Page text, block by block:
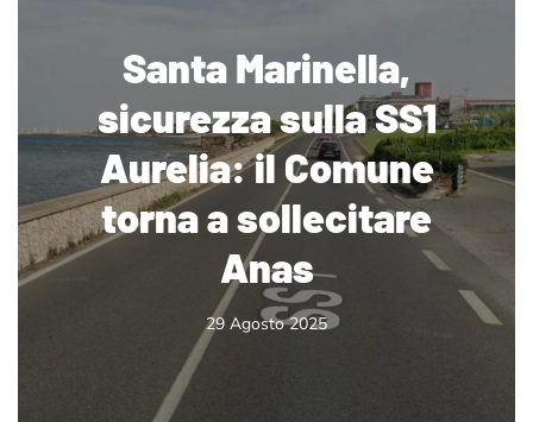
Santa Marinella,
sicurezza sulla SS1
Aurelia: il Comune
torna a sollecitare
Anas
29 Agosto 2025